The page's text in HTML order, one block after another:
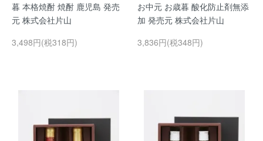
暮 本格焼酎 焼酎 鹿児島 発売
元 株式会社片山
3,498円(税318円)
お中元 お歳暮 酸化防止剤無添
加 発売元 株式会社片山
3,836円(税348円)